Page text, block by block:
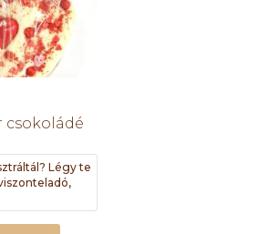
csokoládé
Légy te